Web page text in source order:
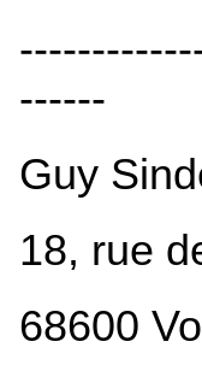
------
Guy
18, rue
68600